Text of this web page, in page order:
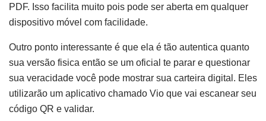
PDF. Isso facilita muito pois pode ser aberta em qualquer
dispositivo móvel com facilidade.
Outro ponto interessante é que ela é tão autentica quanto
sua versão fisica então se um oficial te parar e questionar
sua veracidade você pode mostrar sua carteira digital. Eles
utilizarão um aplicativo chamado Vio que vai escanear seu
código QR e validar.